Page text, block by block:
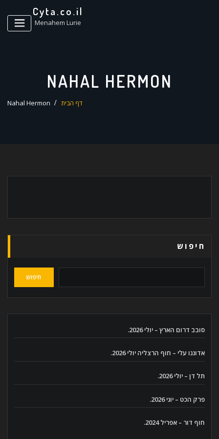
Cyta.co.il
Menahem Lurie
NAHAL HERMON
דף הבית Nahal Hermon
חיפוש
חיפוש
סובב דרום הארץ – יולי 2026.
אדוננו עלי – חוף הרצליה יולי 2026.
תל דן – יולי 2026.
פרק הכט – יוני 2026.
חוף דור – אפריל 2024.